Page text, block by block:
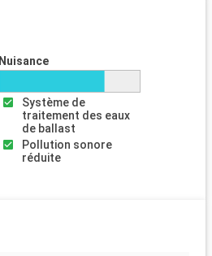
Nuisance
Système de
traitement des eaux
de ballast
Pollution sonore
réduite